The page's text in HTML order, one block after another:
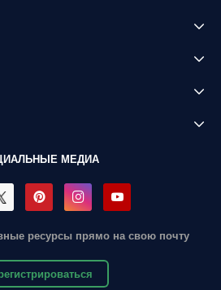
МЕДИА
ресурсы прямо на свою почту